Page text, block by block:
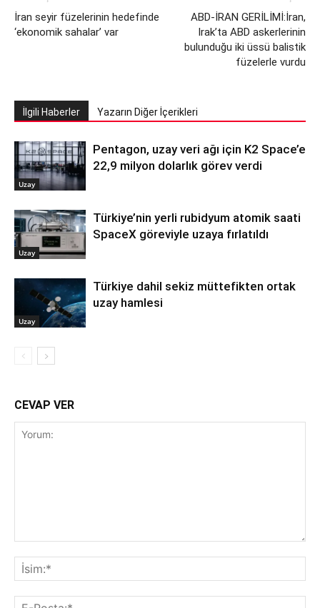
İran seyir füzelerinin hedefinde
‘ekonomik sahalar’ var
ABD-İRAN GERİLİMİ:İran,
Irak’ta ABD askerlerinin
bulunduğu iki üssü balistik
füzelerle vurdu
İlgili Haberler Yazarın Diğer İçerikleri
Uzay
Pentagon, uzay veri ağı için K2 Space’e
22,9 milyon dolarlık görev verdi
Uzay
Türkiye’nin yerli rubidyum atomik saati
SpaceX göreviyle uzaya fırlatıldı
Uzay
Türkiye dahil sekiz müttefikten ortak
uzay hamlesi
CEVAP VER